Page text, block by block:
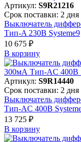
Артикул: S9R21216
Срок поставки: 2 дня
Выключатель
Тип-A 230В Systeme9
10 675 ₽
В корзинy
Артикул: S9R14440
Срок поставки: 2 дня
Выключатель
Тип-AC 400В
13 725 ₽
В корзинy